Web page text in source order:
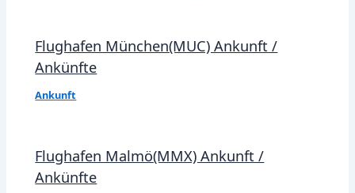
Flughafen München(MUC) Ankunft /
Ankünfte
Ankunft
Flughafen Malmö(MMX) Ankunft /
Ankünfte